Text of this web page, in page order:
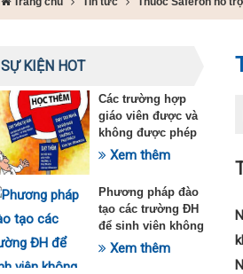
SỰ KIỆN HOT
Các trường hợp
giáo viên được và
không được phép
dạy thêm theo
Xem thêm
Phương pháp đào
tạo các trường ĐH
để sinh viên không
quá tải với ngành
Xem thêm